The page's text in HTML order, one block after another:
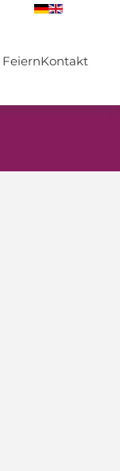
FeiernKontakt